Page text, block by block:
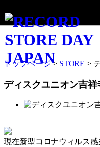
STORE INFO
トップページ > STORE >
ディスクユニオン吉祥
現在新型コロナウィルス